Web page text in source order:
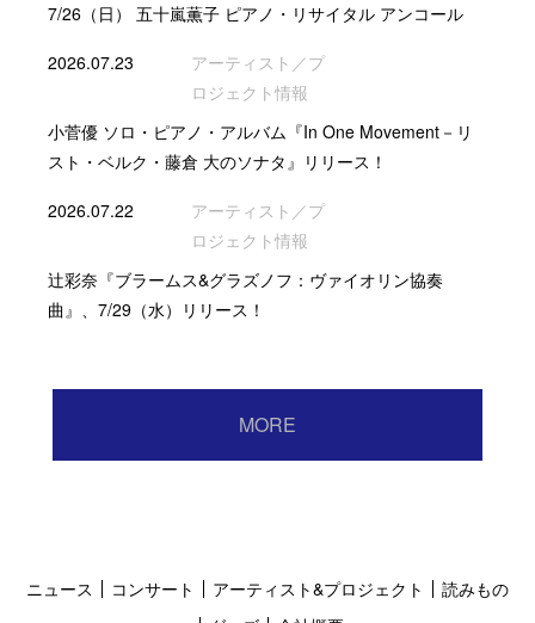
7/26（日） 五十嵐薫子 ピアノ・リサイタル アンコール
2026.07.23
アーティスト／プ
ロジェクト情報
小菅優 ソロ・ピアノ・アルバム『In One Movement－リ
スト・ベルク・藤倉 大のソナタ』リリース！
2026.07.22
アーティスト／プ
ロジェクト情報
辻彩奈『ブラームス&グラズノフ：ヴァイオリン協奏
曲』、7/29（水）リリース！
MORE
ニュース コンサート アーティスト&プロジェクト
読みもの